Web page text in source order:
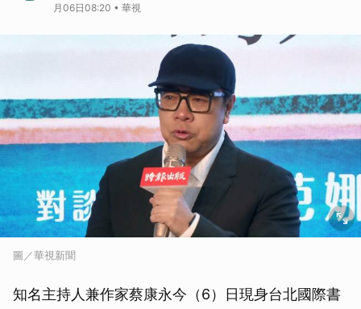
月06日08:20 • 華視
圖／華視新聞
知名主持人兼作家蔡康永今（6）日現身台北國際書